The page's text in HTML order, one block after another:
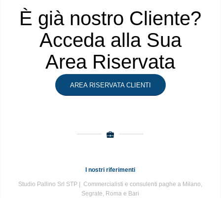
È già nostro Cliente?
Acceda alla Sua
Area Riservata
AREA RISERVATA CLIENTI
I nostri riferimenti
Studio Pallino Srl STP | Commercialisti e consulenti paghe a Milano,
Segrate, Roma e Bari